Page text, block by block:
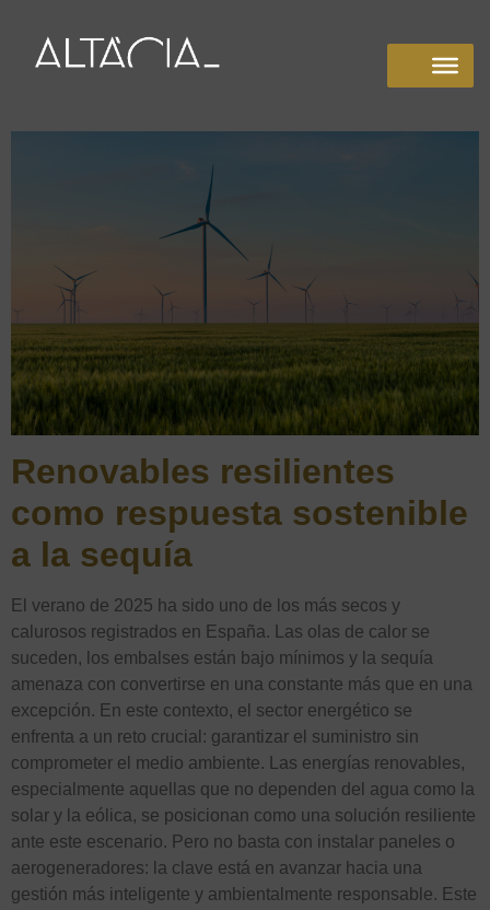
Renovables resilientes
como respuesta sostenible
a la sequía
El verano de 2025 ha sido uno de los más secos y
calurosos registrados en España. Las olas de calor se
suceden, los embalses están bajo mínimos y la sequía
amenaza con convertirse en una constante más que en una
excepción. En este contexto, el sector energético se
enfrenta a un reto crucial: garantizar el suministro sin
comprometer el medio ambiente. Las energías renovables,
especialmente aquellas que no dependen del agua como la
solar y la eólica, se posicionan como una solución resiliente
ante este escenario. Pero no basta con instalar paneles o
aerogeneradores: la clave está en avanzar hacia una
gestión más inteligente y ambientalmente responsable. Este